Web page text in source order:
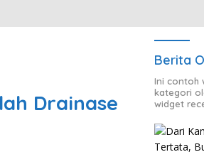
Drainase
Berita
Ini contoh
kategori
widget